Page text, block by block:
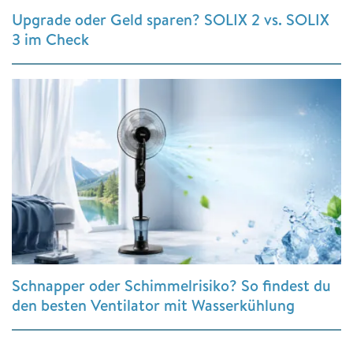
Upgrade oder Geld sparen? SOLIX 2 vs. SOLIX
3 im Check
Schnapper oder Schimmelrisiko? So findest du
den besten Ventilator mit Wasserkühlung